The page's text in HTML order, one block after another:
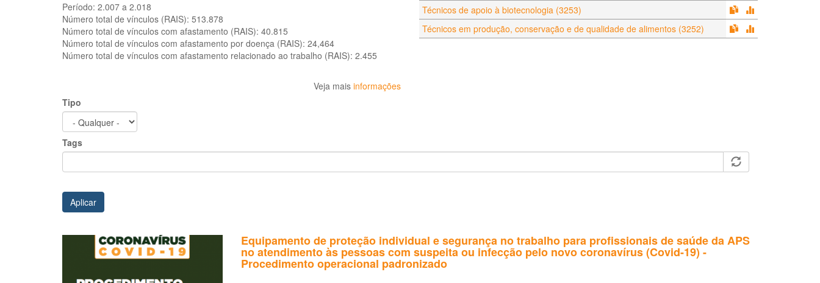
Período: 2.007 a 2.018
Número total de vínculos (RAIS): 513.878
Número total de vínculos com afastamento (RAIS): 40.815
Número total de vínculos com afastamento por doença (RAIS): 24,464
Número total de vínculos com afastamento relacionado ao trabalho (RAIS): 2.455
Veja mais informações
Técnicos de apoio à biotecnologia (3253)
Técnicos em produção, conservação e de qualidade de alimentos (3252)
Tipo
Tags
Aplicar
Equipamento de proteção individual e segurança no trabalho para profissionais de saúde da APS
no atendimento às pessoas com suspeita ou infecção pelo novo coronavírus (Covid-19) -
Procedimento operacional padronizado